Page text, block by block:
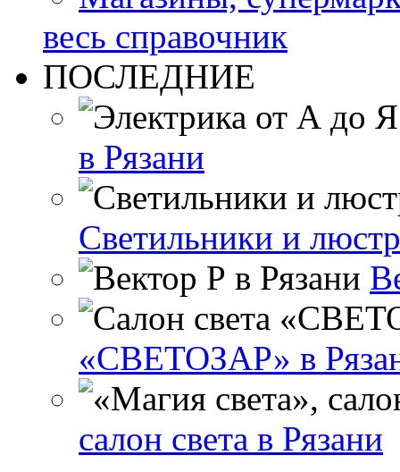
весь справочник
ПОСЛЕДНИЕ
в Рязани
Светильники и
«СВЕТОЗАР» в
салон света в Рязани